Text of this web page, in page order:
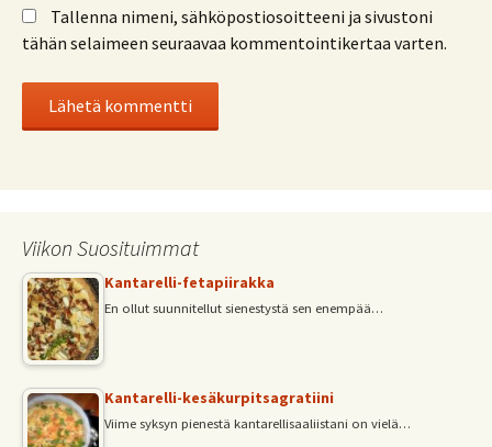
Tallenna nimeni, sähköpostiosoitteeni ja sivustoni
tähän selaimeen seuraavaa kommentointikertaa varten.
Viikon Suosituimmat
Kantarelli-fetapiirakka
En ollut suunnitellut sienestystä sen enempää…
Kantarelli-kesäkurpitsagratiini
Viime syksyn pienestä kantarellisaaliistani on vielä…